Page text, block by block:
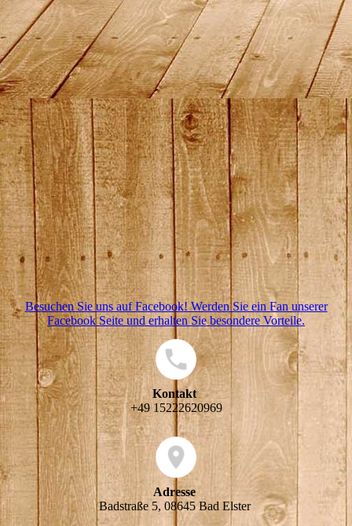
Besuchen Sie uns auf Facebook! Werden Sie ein Fan unserer
Facebook Seite und erhalten Sie besondere Vorteile.
Kontakt
+49 15222620969
Adresse
Badstraße 5, 08645 Bad Elster